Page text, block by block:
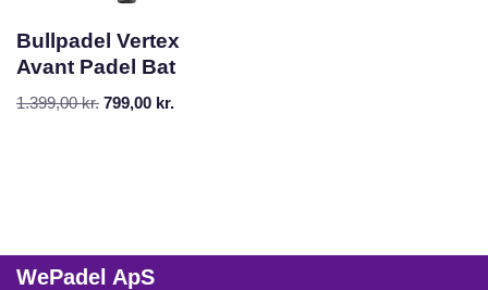
Bullpadel Vertex
Avant Padel Bat
1.399,00kr. 799,00 kr.
WePadel ApS